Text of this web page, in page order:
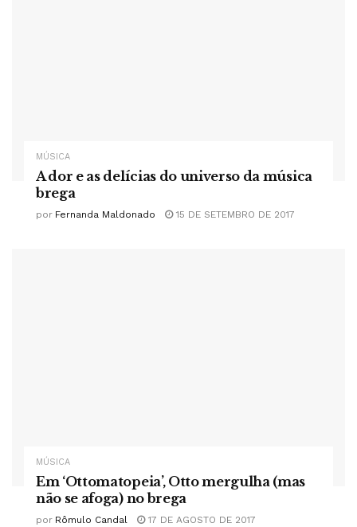
MÚSICA
A dor e as delícias do universo da música
brega
por Fernanda Maldonado 15 DE SETEMBRO DE 2017
MÚSICA
Em ‘Ottomatopeia’, Otto mergulha (mas
não se afoga) no brega
por Rômulo Candal 17 DE AGOSTO DE 2017